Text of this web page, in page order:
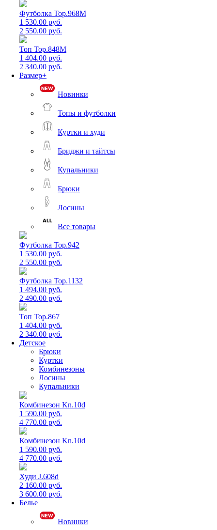
Футболка Top.968M
1 530.00 руб.
2 550.00 руб.
Топ Top.848M
1 404.00 руб.
2 340.00 руб.
Размер+
Новинки
Топы и футболки
Куртки и худи
Бриджи и тайтсы
Купальники
Брюки
Лосины
Все товары
Футболка Top.942
1 530.00 руб.
2 550.00 руб.
Футболка Top.1132
1 494.00 руб.
2 490.00 руб.
Топ Top.867
1 404.00 руб.
2 340.00 руб.
Детское
Брюки
Куртки
Комбинезоны
Лосины
Купальники
Комбинезон Kn.10d
1 590.00 руб.
4 770.00 руб.
Комбинезон Kn.10d
1 590.00 руб.
4 770.00 руб.
Худи J.608d
2 160.00 руб.
3 600.00 руб.
Белье
Новинки